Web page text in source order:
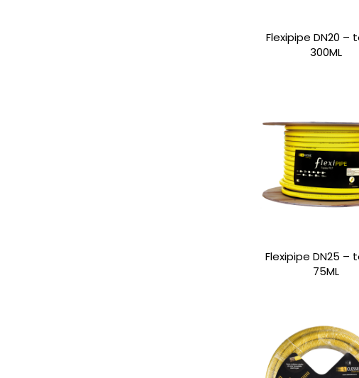
Flexipipe DN20 –
300ML
Flexipipe DN25 –
75ML